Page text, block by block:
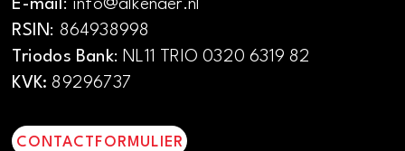
E-mail: info@alkenaer.nl
RSIN: 864938998
Triodos Bank: NL11 TRIO 0320 6319 82
KVK: 89296737
CONTACTFORMULIER